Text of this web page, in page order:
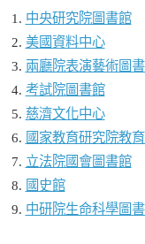
中央研究院圖書館
美國資料中心
兩廳院表演藝術圖
考試院圖書館
慈濟文化中心
國家教育研究院教
立法院國會圖書館
國史館
中研院生命科學圖